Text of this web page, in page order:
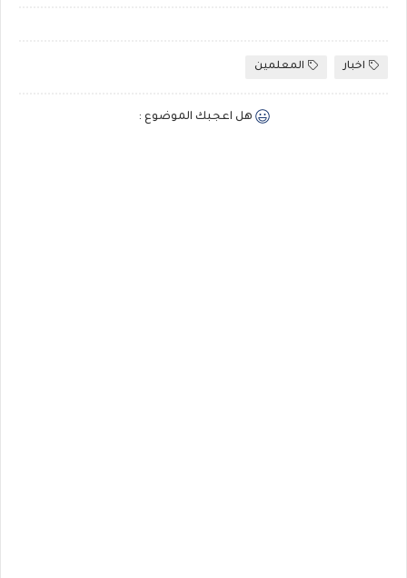
اخبار المعلمين
هل اعجبك الموضوع :